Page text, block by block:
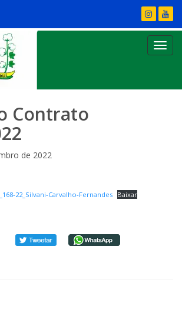
Contrato
de 2022
22_Silvani-Carvalho-Fernandes Baixar